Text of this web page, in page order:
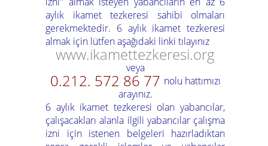
aylık ikamet tezkeresi sahibi olmaları
gerekmektedir. 6 aylık ikamet tezkeresi
almak için lütfen aşağıdaki linki tılayınız
www.ikamettezkeresi.org
veya
0.212. 572 86 77 nolu hattımızı
arayınız.
6 aylık ikamet tezkeresi olan yabancılar,
çalışacakları alanla ilgili yabancılar çalışma
izni için istenen belgeleri hazırladıktan